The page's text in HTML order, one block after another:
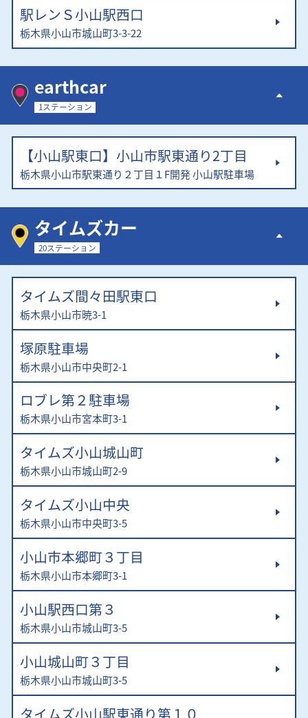
駅レンＳ小山駅西口
栃木県小山市城山町3-3-22
earthcar
1ステーション
【小山駅東口】小山市駅東通り2丁目
栃木県小山市駅東通り２丁目１F開発 小山駅駐車場
タイムズカー
20ステーション
タイムズ間々田駅東口
栃木県小山市暁3-1
塚原駐車場
栃木県小山市中央町2-1
ロブレ第２駐車場
栃木県小山市宮本町3-1
タイムズ小山城山町
栃木県小山市城山町2-9
タイムズ小山中央
栃木県小山市中央町3-5
小山市本郷町３丁目
栃木県小山市本郷町3-1
小山駅西口第３
栃木県小山市城山町3-5
小山城山町３丁目
栃木県小山市城山町3-5
タイムズ小山駅東通り第１０